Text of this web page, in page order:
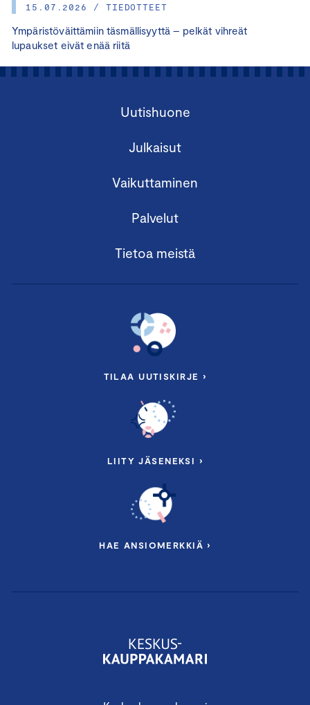
15.07.2026 / TIEDOTTEET
Ympäristöväittämiin täsmällisyyttä – pelkät vihreät
lupaukset eivät enää riitä
Uutishuone
Julkaisut
Vaikuttaminen
Palvelut
Tietoa meistä
TILAA UUTISKIRJE ›
LIITY JÄSENEKSI ›
HAE ANSIOMERKKIÄ ›